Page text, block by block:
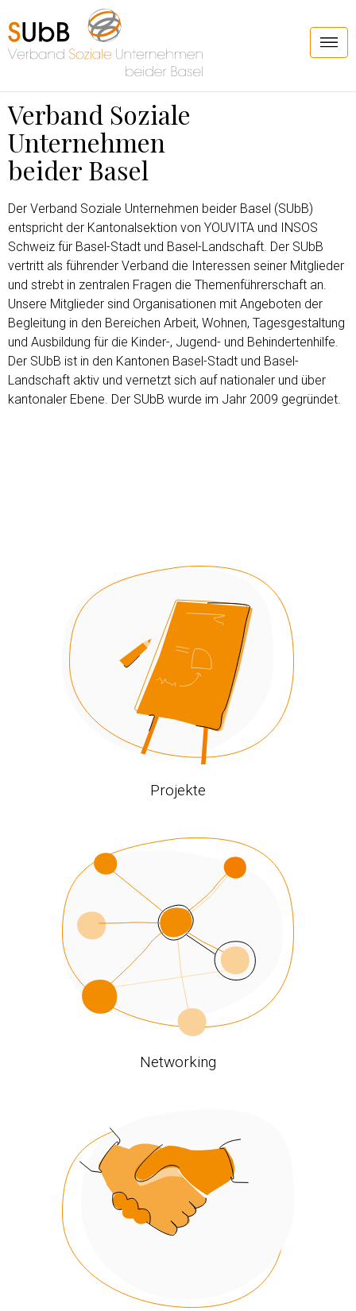
Verband Soziale
Unternehmen
beider Basel
Der Verband Soziale Unternehmen beider Basel (SUbB)
entspricht der Kantonalsektion von YOUVITA und INSOS
Schweiz für Basel-Stadt und Basel-Landschaft. Der SUbB
vertritt als führender Verband die Interessen seiner Mitglieder
und strebt in zentralen Fragen die Themenführerschaft an.
Unsere Mitglieder sind Organisationen mit Angeboten der
Begleitung in den Bereichen Arbeit, Wohnen, Tagesgestaltung
und Ausbildung für die Kinder-, Jugend- und Behindertenhilfe.
Der SUbB ist in den Kantonen Basel-Stadt und Basel-
Landschaft aktiv und vernetzt sich auf nationaler und über
kantonaler Ebene. Der SUbB wurde im Jahr 2009 gegründet.
Projekte
Networking